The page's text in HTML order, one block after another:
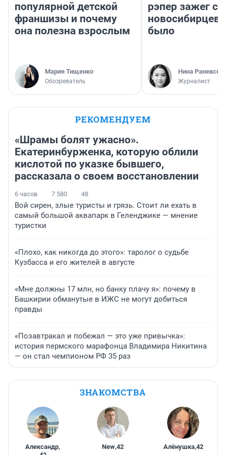
популярной детской
франшизы и почему
она полезна взрослым
Мария Тищенко
Обозреватель
рэпер зажег с
новосибирцев:
было
Нина
Журналист
РЕКОМЕНДУЕМ
«Шрамы болят ужасно».
Екатеринбурженка, которую облили
кислотой по указке бывшего,
рассказала о своем восстановлении
6 часов 7 580 48
Вой сирен, злые туристы и грязь. Стоит ли ехать в
самый большой аквапарк в Геленджике — мнение
туристки
«Плохо, как никогда до этого»: таролог о судьбе
Кузбасса и его жителей в августе
«Мне должны 17 млн, но банку плачу я»: почему в
Башкирии обманутые в ИЖС не могут добиться
правды
«Позавтракал и побежал — это уже привычка»:
история пермского марафонца Владимира Никитина
— он стал чемпионом РФ 35 раз
ЗНАКОМСТВА
Александр,
New,42 Алёнушка,42